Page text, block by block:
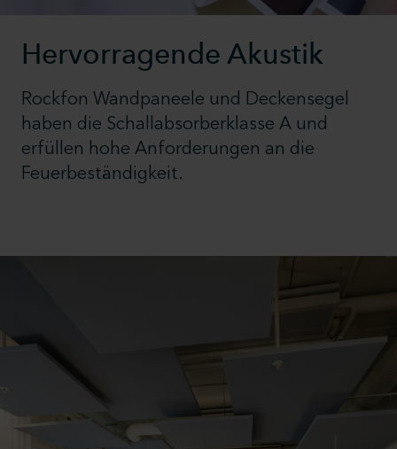
Hervorragende Akustik
Rockfon Wandpaneele und Deckensegel
haben die Schallabsorberklasse A und
erfüllen hohe Anforderungen an die
Feuerbeständigkeit.